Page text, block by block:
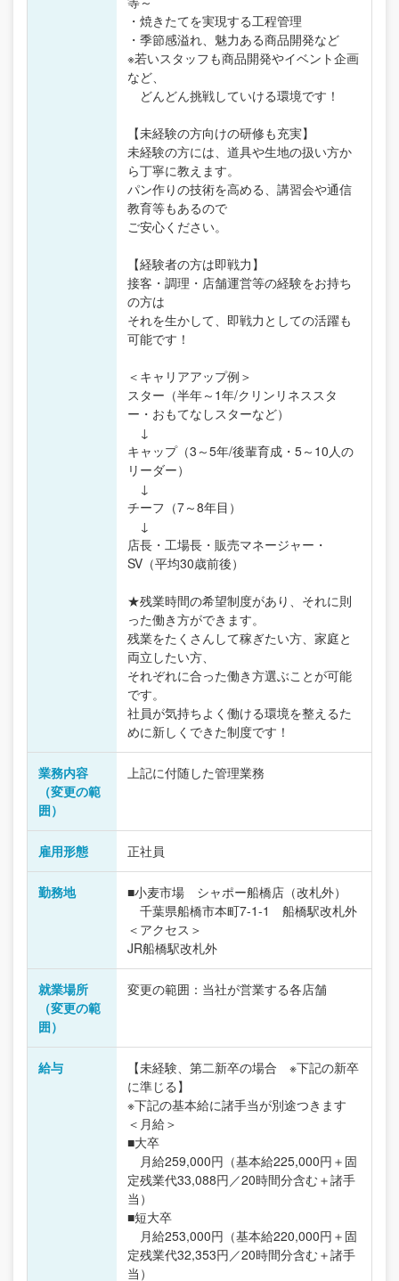
・焼きたてを実現する工程管理
・季節感溢れ、魅力ある商品開発など
※若いスタッフも商品開発やイベント企画
など、
どんどん挑戦していける環境です！
【未経験の方向けの研修も充実】
未経験の方には、道具や生地の扱い方か
ら丁寧に教えます。
パン作りの技術を高める、講習会や通信
教育等もあるので
ご安心ください。
【経験者の方は即戦力】
接客・調理・店舗運営等の経験をお持ち
の方は
それを生かして、即戦力としての活躍も
可能です！
＜キャリアアップ例＞
スター（半年～1年/クリンリネススタ
ー・おもてなしスターなど）
↓
キャップ（3～5年/後輩育成・5～10人の
リーダー）
↓
チーフ（7～8年目）
↓
店長・工場長・販売マネージャー・
SV（平均30歳前後）
★残業時間の希望制度があり、それに則
った働き方ができます。
残業をたくさんして稼ぎたい方、家庭と
両立したい方、
それぞれに合った働き方選ぶことが可能
です。
社員が気持ちよく働ける環境を整えるた
めに新しくできた制度です！
業務内容
（変更の範
囲）
上記に付随した管理業務
雇用形態 正社員
勤務地
■小麦市場 シャポー船橋店（改札外）
千葉県船橋市本町7-1-1 船橋駅改札外
＜アクセス＞
JR船橋駅改札外
就業場所
（変更の範
囲）
変更の範囲：当社が営業する各店舗
給与
【未経験、第二新卒の場合 ※下記の新卒
に準じる】
※下記の基本給に諸手当が別途つきます
＜月給＞
■大卒
月給259,000円（基本給225,000円＋固
定残業代33,088円／20時間分含む＋諸手
当）
■短大卒
月給253,000円（基本給220,000円＋固
定残業代32,353円／20時間分含む＋諸手
当）